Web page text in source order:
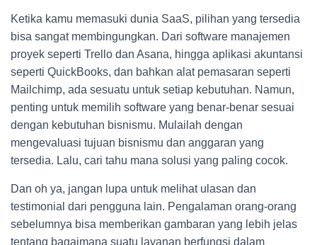
Ketika kamu memasuki dunia SaaS, pilihan yang tersedia
bisa sangat membingungkan. Dari software manajemen
proyek seperti Trello dan Asana, hingga aplikasi akuntansi
seperti QuickBooks, dan bahkan alat pemasaran seperti
Mailchimp, ada sesuatu untuk setiap kebutuhan. Namun,
penting untuk memilih software yang benar-benar sesuai
dengan kebutuhan bisnismu. Mulailah dengan
mengevaluasi tujuan bisnismu dan anggaran yang
tersedia. Lalu, cari tahu mana solusi yang paling cocok.
Dan oh ya, jangan lupa untuk melihat ulasan dan
testimonial dari pengguna lain. Pengalaman orang-orang
sebelumnya bisa memberikan gambaran yang lebih jelas
tentang bagaimana suatu layanan berfungsi dalam